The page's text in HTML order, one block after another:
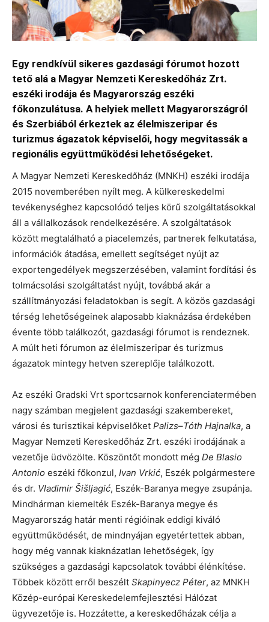
Egy rendkívül sikeres gazdasági fórumot hozott
tető alá a Magyar Nemzeti Kereskedőház Zrt.
eszéki irodája és Magyarország eszéki
főkonzulátusa. A helyiek mellett Magyarországról
és Szerbiából érkeztek az élelmiszeripar és
turizmus ágazatok képviselői, hogy megvitassák a
regionális együttműködési lehetőségeket.
A Magyar Nemzeti Kereskedőház (MNKH) eszéki irodája
2015 novemberében nyílt meg. A külkereskedelmi
tevékenységhez kapcsolódó teljes körű szolgáltatásokkal
áll a vállalkozások rendelkezésére. A szolgáltatások
között megtalálható a piacelemzés, partnerek felkutatása,
információk átadása, emellett segítséget nyújt az
exportengedélyek megszerzésében, valamint fordítási és
tolmácsolási szolgáltatást nyújt, továbbá akár a
szállítmányozási feladatokban is segít. A közös gazdasági
térség lehetőségeinek alaposabb kiaknázása érdekében
évente több találkozót, gazdasági fórumot is rendeznek.
A múlt heti fórumon az élelmiszeripar és turizmus
ágazatok mintegy hetven szereplője találkozott.
Az eszéki Gradski Vrt sportcsarnok konferenciatermében
nagy számban megjelent gazdasági szakembereket,
városi és turisztikai képviselőket Palizs–Tóth Hajnalka, a
Magyar Nemzeti Kereskedőház Zrt. eszéki irodájának a
vezetője üdvözölte. Köszöntőt mondott még De Blasio
Antonio eszéki főkonzul, Ivan Vrkić, Eszék polgármestere
és dr. Vladimir Šišljagić, Eszék-Baranya megye zsupánja.
Mindhárman kiemelték Eszék-Baranya megye és
Magyarország határ menti régióinak eddigi kiváló
együttműködését, de mindnyájan egyetértettek abban,
hogy még vannak kiaknázatlan lehetőségek, így
szükséges a gazdasági kapcsolatok további élénkítése.
Többek között erről beszélt Skapinyecz Péter, az MNKH
Közép-európai Kereskedelemfejlesztési Hálózat
ügyvezetője is. Hozzátette, a kereskedőházak célja a